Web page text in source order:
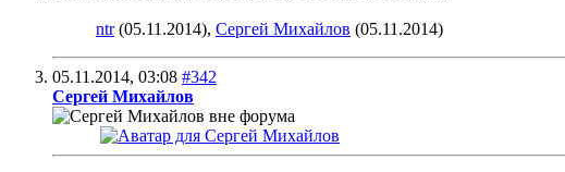
ntr(05.11.2014), Сергей Михайлов (05.11.2014)
05.11.2014, 03:08 #342
Сергей Михайлов